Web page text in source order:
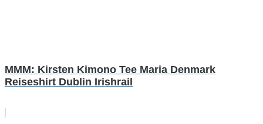
MMM: Kirsten Kimono Tee Maria Denmark
Reiseshirt Dublin Irishrail